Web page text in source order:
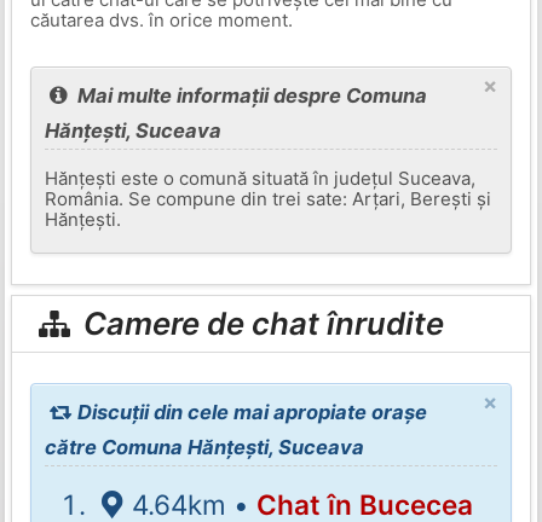
căutarea dvs. în orice moment.
×
Mai multe informații despre Comuna
Hănțești, Suceava
Hănțești este o comună situată în județul Suceava,
România. Se compune din trei sate: Arțari, Berești și
Hănțești.
Camere de chat înrudite
×
Discuții din cele mai apropiate orașe
către Comuna Hănțești, Suceava
4.64km • Chat în Bucecea